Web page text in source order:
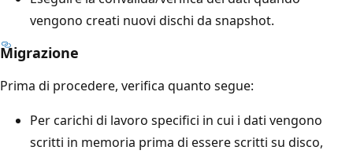
vengono creati nuovi dischi da snapshot.
Migrazione
Prima di procedere, verifica quanto segue:
Per carichi di lavoro specifici in cui i dati vengono
scritti in memoria prima di essere scritti su disco,